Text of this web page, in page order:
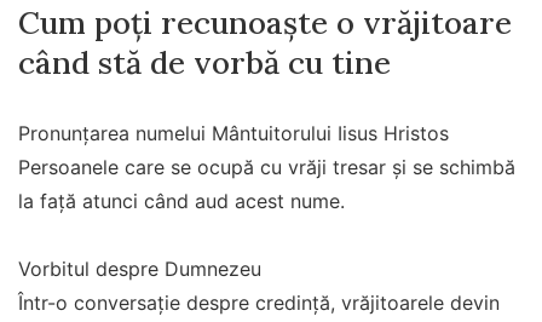
Cum poți recunoaște o vrăjitoare
când stă de vorbă cu tine
Pronunțarea numelui Mântuitorului Iisus Hristos
Persoanele care se ocupă cu vrăji tresar și se schimbă
la față atunci când aud acest nume.
Vorbitul despre Dumnezeu
Într-o conversație despre credință, vrăjitoarele devin